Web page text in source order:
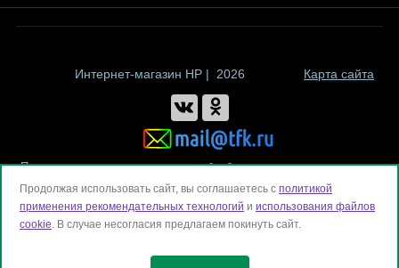
Интернет-магазин HP | 2026 Карта сайта
Политика компании в отношении обработки персональных данных
Продолжая использовать сайт, вы соглашаетесь с политикой
применения рекомендательных технологий и использования файлов
cookie. В случае несогласия предлагаем покинуть сайт.